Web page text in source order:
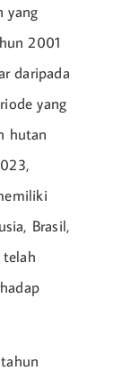
yang
2001
daripada
yang
hutan
Brasil,